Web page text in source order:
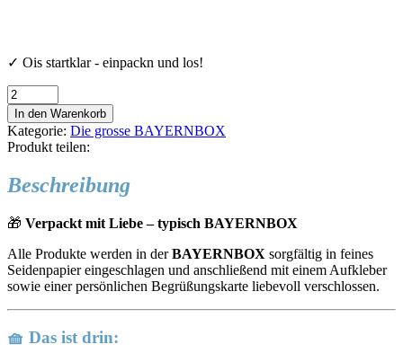
✓ Ois startklar - einpackn und los!
"die
GUNDL"
Menge
In den Warenkorb
Kategorie: Die grosse BAYERNBOX
Produkt teilen:
Beschreibung
🎁 Verpackt mit Liebe – typisch BAYERNBOX
Alle Produkte werden in derBAYERNBOX sorgfältig in feines
Seidenpapier eingeschlagen und anschließend mit einem Aufkleber
sowie einer persönlichen Begrüßungskarte liebevoll verschlossen.
🧺 Das ist drin: